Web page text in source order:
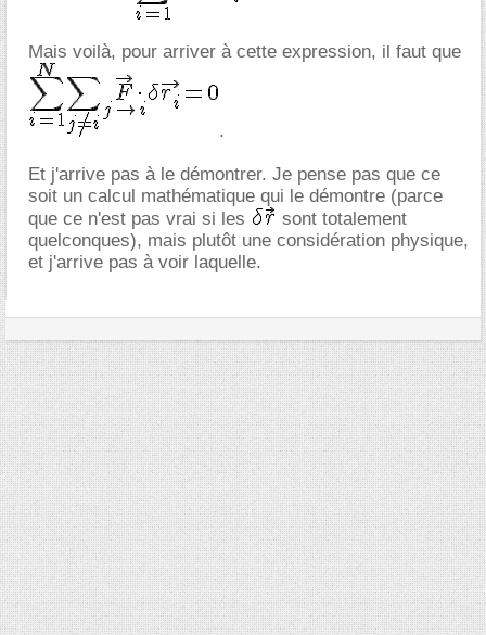
Mais voilà, pour arriver à cette expression, il faut que
.
Et j'arrive pas à le démontrer. Je pense pas que ce
soit un calcul mathématique qui le démontre (parce
que ce n'est pas vrai si les
sont totalement
quelconques), mais plutôt une considération physique,
et j'arrive pas à voir laquelle.